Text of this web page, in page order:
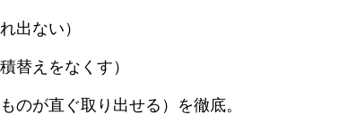
出ない）
替えをなくす）
のが直ぐ取り出せる）を徹底。